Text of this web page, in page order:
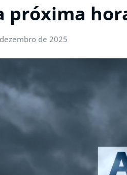
próxima
de 2025